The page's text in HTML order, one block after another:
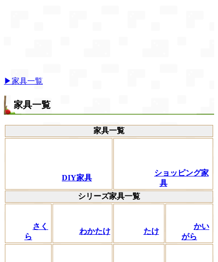
▶家具一覧
家具一覧
家具一覧
DIY家具
ショッピング家
具
シリーズ家具一覧
さく
ら
わかたけ たけ
かい
がら